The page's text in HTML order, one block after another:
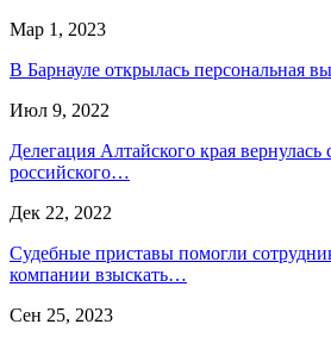
Мар 1, 2023
В Барнауле открылась персональная
Июл 9, 2022
Делегация Алтайского края вернулась
российского…
Дек 22, 2022
Судебные приставы помогли
компании взыскать…
Сен 25, 2023